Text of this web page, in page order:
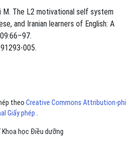
M. The L2 motivational self system
and Iranian learners of English: A
005.
theo Creative Commons Attribution-phi
Giấy phép .
Khoa học Điều dưỡng